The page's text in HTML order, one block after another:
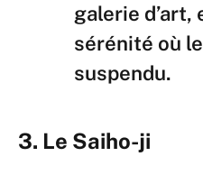
galerie d’art,
sérénité où
suspendu.
3. Le Saiho-ji